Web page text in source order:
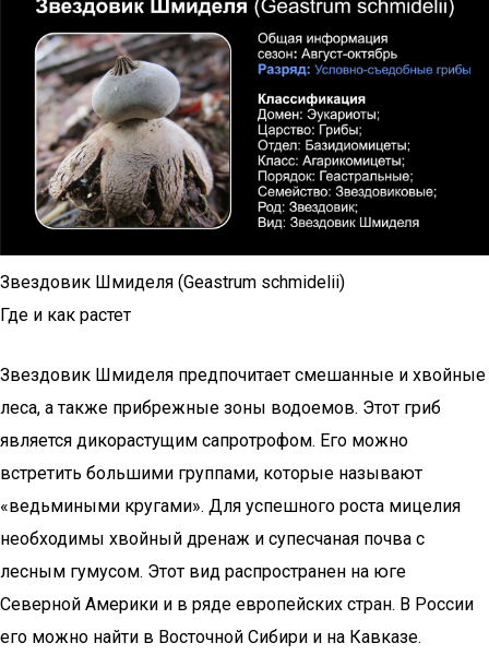
Звездовик Шмиделя (Geastrum schmidelii)
Где и как растет
Звездовик Шмиделя предпочитает смешанные и хвойные
леса, а также прибрежные зоны водоемов. Этот гриб
является дикорастущим сапротрофом. Его можно
встретить большими группами, которые называют
«ведьмиными кругами». Для успешного роста мицелия
необходимы хвойный дренаж и супесчаная почва с
лесным гумусом. Этот вид распространен на юге
Северной Америки и в ряде европейских стран. В России
его можно найти в Восточной Сибири и на Кавказе.